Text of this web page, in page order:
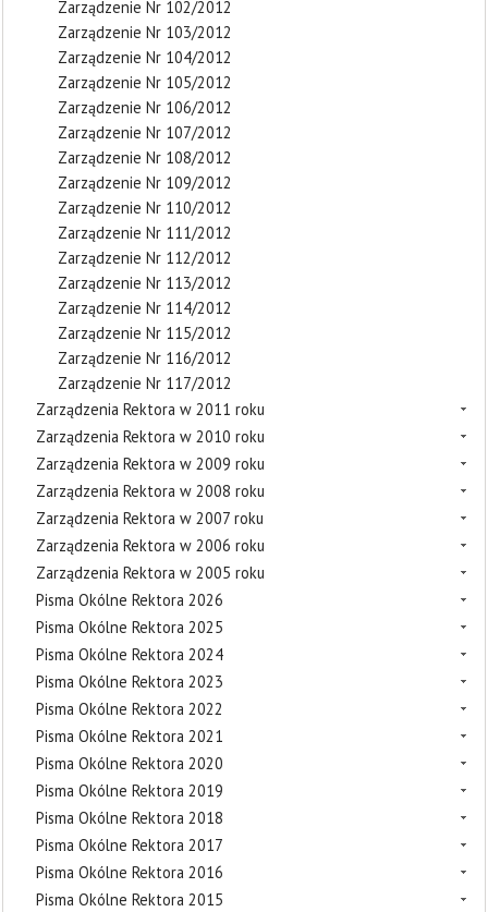
Zarządzenie Nr 102/2012
Zarządzenie Nr 103/2012
Zarządzenie Nr 104/2012
Zarządzenie Nr 105/2012
Zarządzenie Nr 106/2012
Zarządzenie Nr 107/2012
Zarządzenie Nr 108/2012
Zarządzenie Nr 109/2012
Zarządzenie Nr 110/2012
Zarządzenie Nr 111/2012
Zarządzenie Nr 112/2012
Zarządzenie Nr 113/2012
Zarządzenie Nr 114/2012
Zarządzenie Nr 115/2012
Zarządzenie Nr 116/2012
Zarządzenie Nr 117/2012
Zarządzenia Rektora w 2011 roku
Zarządzenia Rektora w 2010 roku
Zarządzenia Rektora w 2009 roku
Zarządzenia Rektora w 2008 roku
Zarządzenia Rektora w 2007 roku
Zarządzenia Rektora w 2006 roku
Zarządzenia Rektora w 2005 roku
Pisma Okólne Rektora 2026
Pisma Okólne Rektora 2025
Pisma Okólne Rektora 2024
Pisma Okólne Rektora 2023
Pisma Okólne Rektora 2022
Pisma Okólne Rektora 2021
Pisma Okólne Rektora 2020
Pisma Okólne Rektora 2019
Pisma Okólne Rektora 2018
Pisma Okólne Rektora 2017
Pisma Okólne Rektora 2016
Pisma Okólne Rektora 2015